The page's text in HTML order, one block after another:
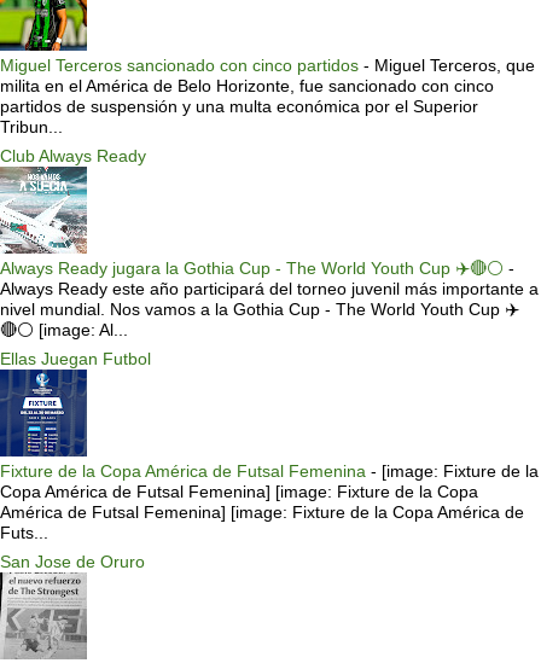
Miguel Terceros sancionado con cinco partidos - Miguel Terceros, que
milita en el América de Belo Horizonte, fue sancionado con cinco
partidos de suspensión y una multa económica por el Superior
Tribun...
Club Always Ready
Always Ready jugara la Gothia Cup - The World Youth Cup ✈️🔴⚪️ -
Always Ready este año participará del torneo juvenil más importante a
nivel mundial. Nos vamos a la Gothia Cup - The World Youth Cup ✈️
🔴⚪️ [image: Al...
Ellas Juegan Futbol
Fixture de la Copa América de Futsal Femenina - [image: Fixture de la
Copa América de Futsal Femenina] [image: Fixture de la Copa
América de Futsal Femenina] [image: Fixture de la Copa América de
Futs...
San Jose de Oruro